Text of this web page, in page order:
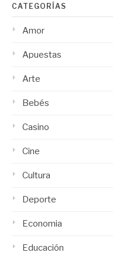
CATEGORÍAS
Amor
Apuestas
Arte
Bebés
Casino
Cine
Cultura
Deporte
Economia
Educación